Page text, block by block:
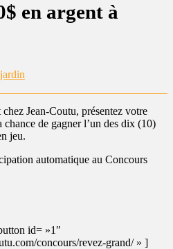
en argent à
Jean-Coutu, présentez votre
de gagner l’un des dix (10)
jeu.
automatique au Concours
id= »1″
concours/revez-grand/ » ]